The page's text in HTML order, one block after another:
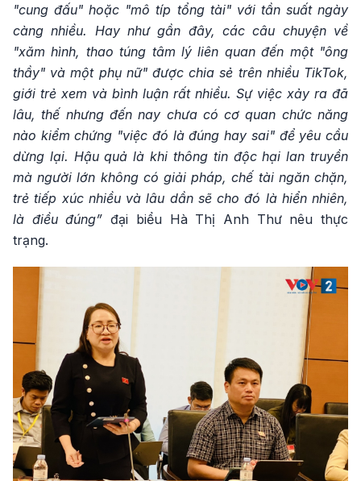
"cung đấu" hoặc "mô típ tổng tài" với tần suất ngày
càng nhiều. Hay như gần đây, các câu chuyện về
"xăm hình, thao túng tâm lý liên quan đến một "ông
thầy" và một phụ nữ" được chia sẻ trên nhiều TikTok,
giới trẻ xem và bình luận rất nhiều. Sự việc xảy ra đã
lâu, thế nhưng đến nay chưa có cơ quan chức năng
nào kiểm chứng "việc đó là đúng hay sai" để yêu cầu
dừng lại. Hậu quả là khi thông tin độc hại lan truyền
mà người lớn không có giải pháp, chế tài ngăn chặn,
trẻ tiếp xúc nhiều và lâu dần sẽ cho đó là hiển nhiên,
là điều đúng” đại biểu Hà Thị Anh Thư nêu thực
trạng.